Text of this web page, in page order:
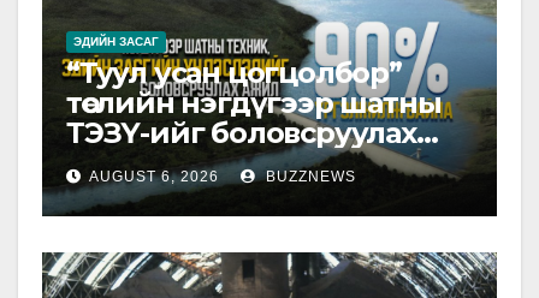
ЭДИЙН ЗАСАГ
“Туул усан цогцолбор”
төслийн нэгдүгээр шатны
ТЭЗҮ-ийг боловсруулах
ажил 90 хувийн
гүйцэтгэлтэй байна
AUGUST 6, 2026 BUZZNEWS